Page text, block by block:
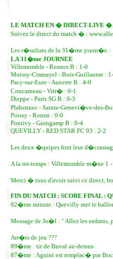
LE MATCH EN � DIRECT-LIVE �
Suivez le direct du match � :
Les r�sultats de la 31�me journ�e :
LA 31�me JOURNEE
Villemomble - Rennes B : 1-0
Moissy-Cramayel - Bois-Guillaume :
Pacy-sur-Eure - Auxerre B : 4-0
Concarneau - Vitr� : 0-1
Dieppe - Paris SG B : 0-3
Plabennec - Sainte-Genevi�ve-des-
Poissy - Rouen : 0-0
Pontivy - Guingamp B : 0-4
QUEVILLY - RED STAR FC 93 : 2-2
Les deux �quipes font leur
A la mi-temps : Villemomble m�ne 1 -
Merci � tous d'avoir suivi ce
FIN DU MATCH : SCORE FINAL :
92�me minute : Quevilly met le ballon
Message de Jo�l : " Allez les
Arr�ts de jeu ???
89�me : tir de Buval au-dessus
87�me : Aguini est remplac� par